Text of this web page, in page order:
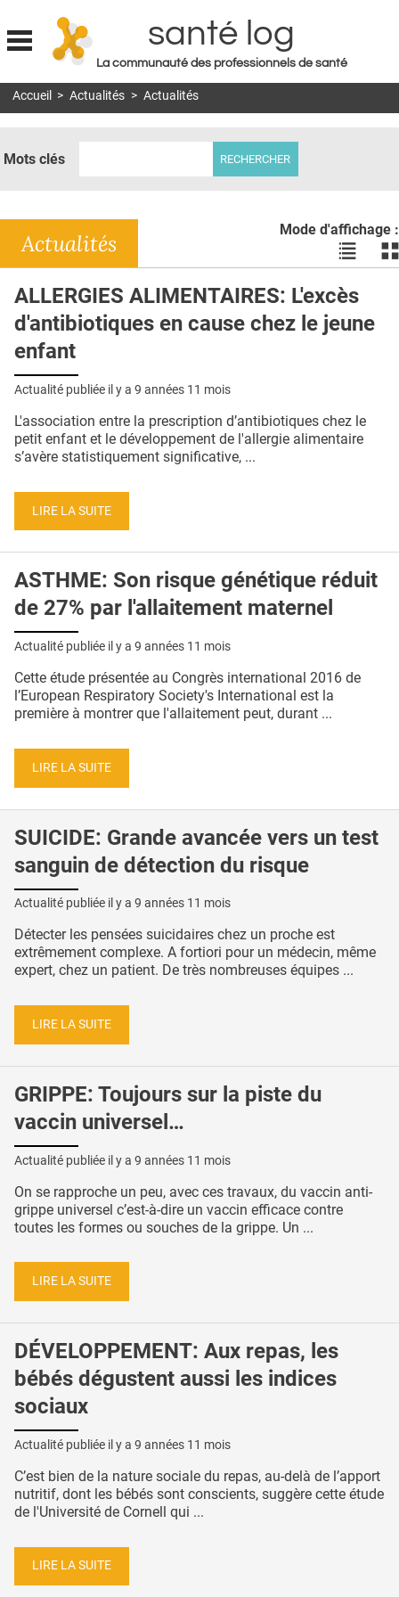
Jump to navigation
santé log
La communauté des professionnels de santé
MON COMPTE
DOSSIERS
RÉSEAUX
E-REVUE SAD
L'APP
PUBLICITÉ
CONTACT
Accueil > Actualités > Actualités
Mots clés
Mode d'affichage :
Voir
les
en
liste
les
Actualités
ALLERGIES ALIMENTAIRES: L'excès
d'antibiotiques en cause chez le jeune
enfant
Actualité publiée il y a 9 années 11 mois
L'association entre la prescription d’antibiotiques chez le
petit enfant et le développement de l'allergie alimentaire
s’avère statistiquement significative, ...
LIRE LA SUITE
ASTHME: Son risque génétique réduit
de 27% par l'allaitement maternel
Actualité publiée il y a 9 années 11 mois
Cette étude présentée au Congrès international 2016 de
l’European Respiratory Society's International est la
première à montrer que l'allaitement peut, durant ...
LIRE LA SUITE
SUICIDE: Grande avancée vers un test
sanguin de détection du risque
Actualité publiée il y a 9 années 11 mois
Détecter les pensées suicidaires chez un proche est
extrêmement complexe. A fortiori pour un médecin, même
expert, chez un patient. De très nombreuses équipes ...
LIRE LA SUITE
GRIPPE: Toujours sur la piste du
vaccin universel…
Actualité publiée il y a 9 années 11 mois
On se rapproche un peu, avec ces travaux, du vaccin anti-
grippe universel c’est-à-dire un vaccin efficace contre
toutes les formes ou souches de la grippe. Un ...
LIRE LA SUITE
DÉVELOPPEMENT: Aux repas, les
bébés dégustent aussi les indices
sociaux
Actualité publiée il y a 9 années 11 mois
C’est bien de la nature sociale du repas, au-delà de l’apport
nutritif, dont les bébés sont conscients, suggère cette étude
de l'Université de Cornell qui ...
LIRE LA SUITE